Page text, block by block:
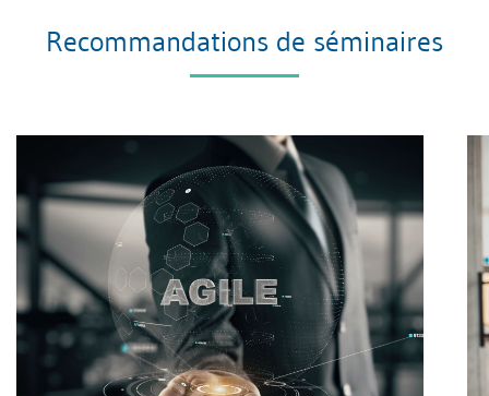
Recommandations de séminaires